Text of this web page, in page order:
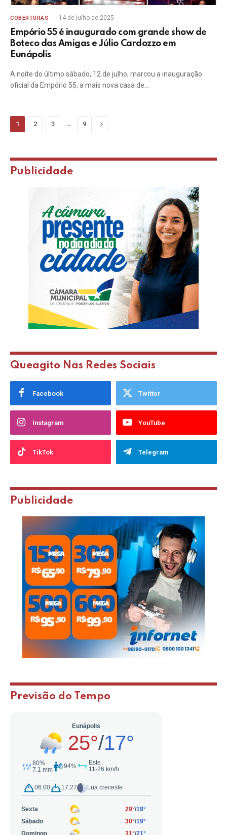
COBERTURAS 14 de julho de 2025
Empório 55 é inaugurado com grande show de
Boteco das Amigas e Júlio Cardozzo em
Eunápolis
A noite do último sábado, 12 de julho, marcou a inauguração
oficial da Empório 55, a mais nova casa de…
1 2 3 … 9 Next
Publicidade
Queagito Nas Redes Sociais
Facebook Twitter
Instagram YouTube
TikTok Telegram
Publicidade
Previsão do Tempo